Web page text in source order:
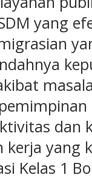
yang
dan
kerja yang
Kelas 1